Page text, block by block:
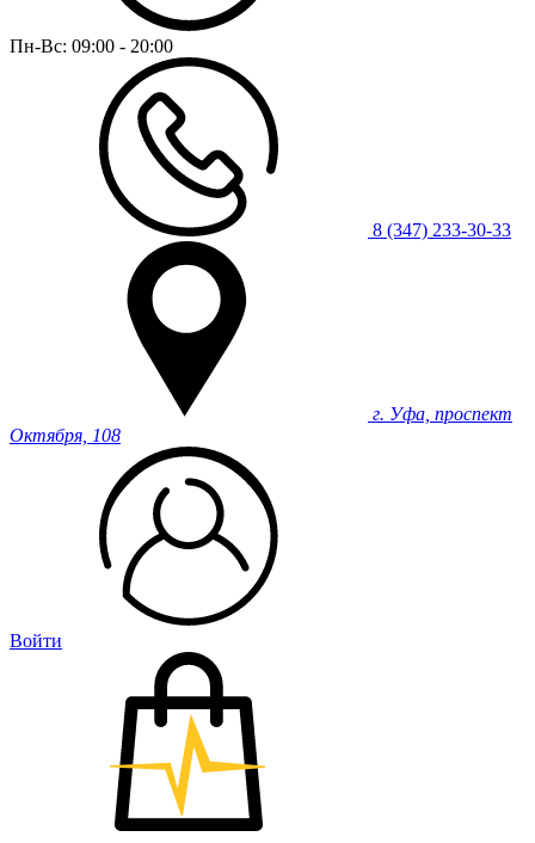
Пн-Вс: 09:00 - 20:00
8 (347) 233-30-33
г. Уфа, проспект
Октября, 108
Войти